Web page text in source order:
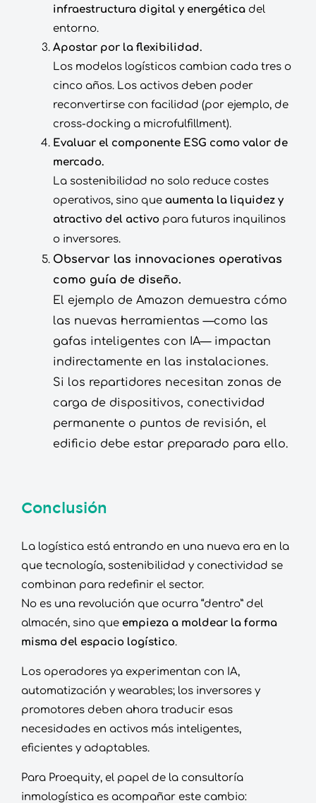
infraestructura digital y energética del
entorno.
Apostar por la flexibilidad.
Los modelos logísticos cambian cada tres o
cinco años. Los activos deben poder
reconvertirse con facilidad (por ejemplo, de
cross-docking a microfulfillment).
Evaluar el componente ESG como valor de
mercado.
La sostenibilidad no solo reduce costes
operativos, sino que aumenta la liquidez y
atractivo del activo para futuros inquilinos
o inversores.
Observar las innovaciones operativas
como guía de diseño.
El ejemplo de Amazon demuestra cómo
las nuevas herramientas —como las
gafas inteligentes con IA— impactan
indirectamente en las instalaciones.
Si los repartidores necesitan zonas de
carga de dispositivos, conectividad
permanente o puntos de revisión, el
edificio debe estar preparado para ello.
Conclusión
La logística está entrando en una nueva era en la
que tecnología, sostenibilidad y conectividad se
combinan para redefinir el sector.
No es una revolución que ocurra “dentro” del
almacén, sino que empieza a moldear la forma
misma del espacio logístico.
Los operadores ya experimentan con IA,
automatización y wearables; los inversores y
promotores deben ahora traducir esas
necesidades en activos más inteligentes,
eficientes y adaptables.
Para Proequity, el papel de la consultoría
inmologística es acompañar este cambio: